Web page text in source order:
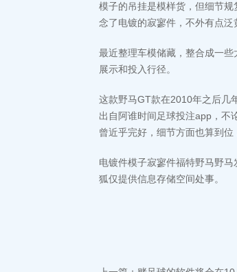
模子的吊挂是模样货，但细节
念了电镀的寂寥件，不外有点泛
最近整理车模储藏，整合成一
展示和投入行径。
这款野马GT款在2010年之后几
出自阿谁时间足球投注app，不
曾近乎完好，细节方面也算到
电镀件模子寂寥件福特野马野
狐仅提供信息存储空间处事。